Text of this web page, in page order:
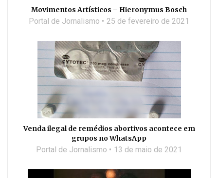
Movimentos Artísticos – Hieronymus Bosch
Portal de Jornalismo 25 de fevereiro de 2021
Venda ilegal de remédios abortivos acontece em
grupos no WhatsApp
Portal de Jornalismo 13 de maio de 2021